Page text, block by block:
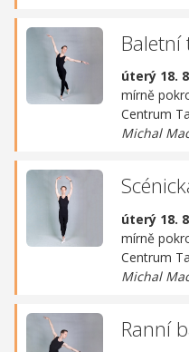
Baletní
úterý 18.
mírně
Centrum
Michal
úterý 18.
mírně
Centrum
Michal
Ranní